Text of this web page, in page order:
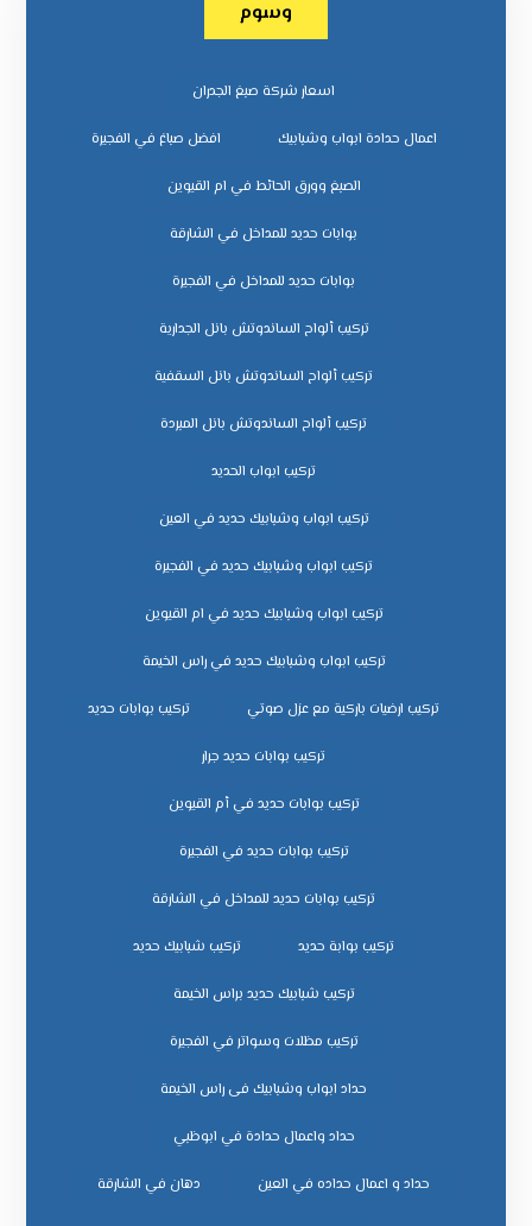
وسوم
اسعار شركة صبغ الجدران
اعمال حدادة ابواب وشبابيك افضل صباغ في الفجيرة
الصبغ وورق الحائط في ام القيوين
بوابات حديد للمداخل في الشارقة
بوابات حديد للمداخل في الفجيرة
تركيب ألواح الساندوتش بانل الجدارية
تركيب ألواح الساندوتش بانل السقفية
تركيب ألواح الساندوتش بانل المبردة
تركيب ابواب الحديد
تركيب ابواب وشبابيك حديد في العين
تركيب ابواب وشبابيك حديد في الفجيرة
تركيب ابواب وشبابيك حديد في ام القيوين
تركيب ابواب وشبابيك حديد في راس الخيمة
تركيب ارضيات باركية مع عزل صوتي تركيب بوابات حديد
تركيب بوابات حديد جرار
تركيب بوابات حديد في أم القيوين
تركيب بوابات حديد في الفجيرة
تركيب بوابات حديد للمداخل في الشارقة
تركيب بوابة حديد تركيب شبابيك حديد
تركيب شبابيك حديد براس الخيمة
تركيب مظلات وسواتر في الفجيرة
حداد ابواب وشبابيك فى راس الخيمة
حداد واعمال حدادة في ابوظبي
حداد و اعمال حداده في العين دهان في الشارقة